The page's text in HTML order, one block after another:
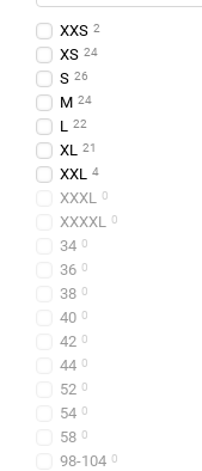
XXS 2
XS 24
S 26
M 24
L 22
XL 21
XXL 4
XXXL 0
XXXXL 0
34 0
36 0
38 0
40 0
42 0
44 0
52 0
54 0
58 0
98-104 0